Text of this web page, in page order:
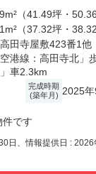
（41.49坪・50.36
（37.32坪・38.32
田寺屋敷423番1他
港線：高田寺北」
車2.3km
完成時期
(築年月) 2025年
件です
日、情報提供日 :